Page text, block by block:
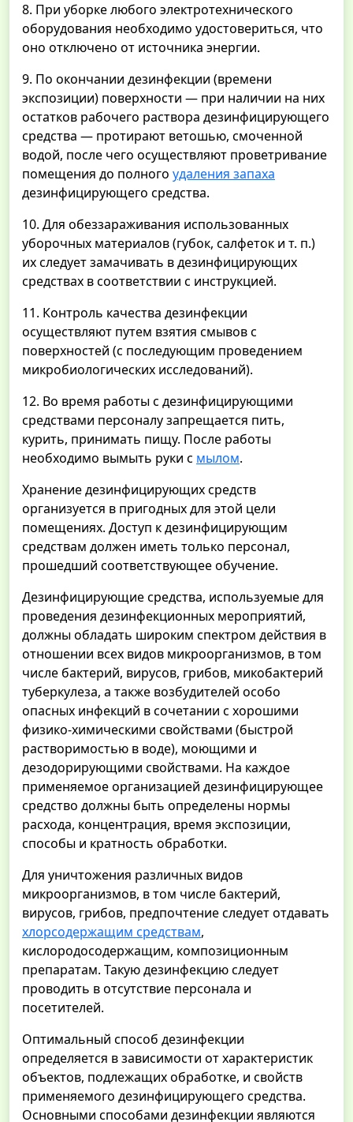
8. При уборке любого электротехнического
оборудования необходимо удостовериться, что
оно отключено от источника энергии.
9. По окончании дезинфекции (времени
экспозиции) поверхности — при наличии на них
остатков рабочего раствора дезинфицирующего
средства — протирают ветошью, смоченной
водой, после чего осуществляют проветривание
помещения до полного удаления запаха
дезинфицирующего средства.
10. Для обеззараживания использованных
уборочных материалов (губок, салфеток и т. п.)
их следует замачивать в дезинфицирующих
средствах в соответствии с инструкцией.
11. Контроль качества дезинфекции
осуществляют путем взятия смывов с
поверхностей (с последующим проведением
микробиологических исследований).
12. Во время работы с дезинфицирующими
средствами персоналу запрещается пить,
курить, принимать пищу. После работы
необходимо вымыть руки с мылом.
Хранение дезинфицирующих средств
организуется в пригодных для этой цели
помещениях. Доступ к дезинфицирующим
средствам должен иметь только персонал,
прошедший соответствующее обучение.
Дезинфицирующие средства, используемые для
проведения дезинфекционных мероприятий,
должны обладать широким спектром действия в
отношении всех видов микроорганизмов, в том
числе бактерий, вирусов, грибов, микобактерий
туберкулеза, а также возбудителей особо
опасных инфекций в сочетании с хорошими
физико-химическими свойствами (быстрой
растворимостью в воде), моющими и
дезодорирующими свойствами. На каждое
применяемое организацией дезинфицирующее
средство должны быть определены нормы
расхода, концентрация, время экспозиции,
способы и кратность обработки.
Для уничтожения различных видов
микроорганизмов, в том числе бактерий,
вирусов, грибов, предпочтение следует отдавать
хлорсодержащим средствам,
кислородосодержащим, композиционным
препаратам. Такую дезинфекцию следует
проводить в отсутствие персонала и
посетителей.
Оптимальный способ дезинфекции
определяется в зависимости от характеристик
объектов, подлежащих обработке, и свойств
применяемого дезинфицирующего средства.
Основными способами дезинфекции являются